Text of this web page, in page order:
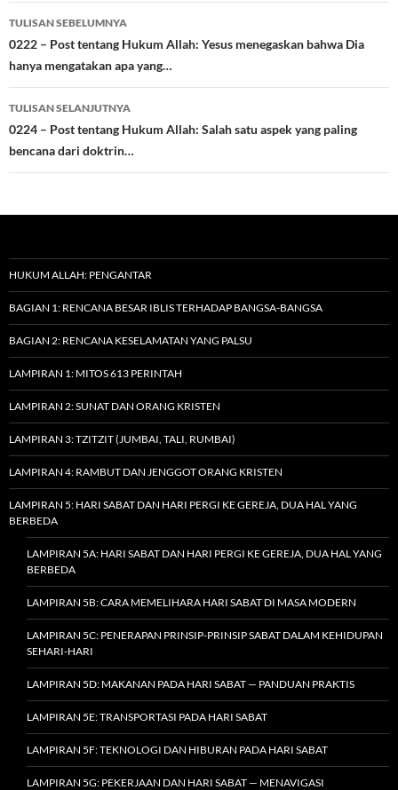
Navigasi
Tulisan
TULISAN SEBELUMNYA
0222 – Post tentang Hukum Allah: Yesus menegaskan bahwa Dia
hanya mengatakan apa yang…
TULISAN SELANJUTNYA
0224 – Post tentang Hukum Allah: Salah satu aspek yang paling
bencana dari doktrin…
HUKUM ALLAH: PENGANTAR
BAGIAN 1: RENCANA BESAR IBLIS TERHADAP BANGSA-BANGSA
BAGIAN 2: RENCANA KESELAMATAN YANG PALSU
LAMPIRAN 1: MITOS 613 PERINTAH
LAMPIRAN 2: SUNAT DAN ORANG KRISTEN
LAMPIRAN 3: TZITZIT (JUMBAI, TALI, RUMBAI)
LAMPIRAN 4: RAMBUT DAN JENGGOT ORANG KRISTEN
LAMPIRAN 5: HARI SABAT DAN HARI PERGI KE GEREJA, DUA HAL YANG
BERBEDA
LAMPIRAN 5A: HARI SABAT DAN HARI PERGI KE GEREJA, DUA HAL YANG
BERBEDA
LAMPIRAN 5B: CARA MEMELIHARA HARI SABAT DI MASA MODERN
LAMPIRAN 5C: PENERAPAN PRINSIP-PRINSIP SABAT DALAM KEHIDUPAN
SEHARI-HARI
LAMPIRAN 5D: MAKANAN PADA HARI SABAT — PANDUAN PRAKTIS
LAMPIRAN 5E: TRANSPORTASI PADA HARI SABAT
LAMPIRAN 5F: TEKNOLOGI DAN HIBURAN PADA HARI SABAT
LAMPIRAN 5G: PEKERJAAN DAN HARI SABAT — MENAVIGASI